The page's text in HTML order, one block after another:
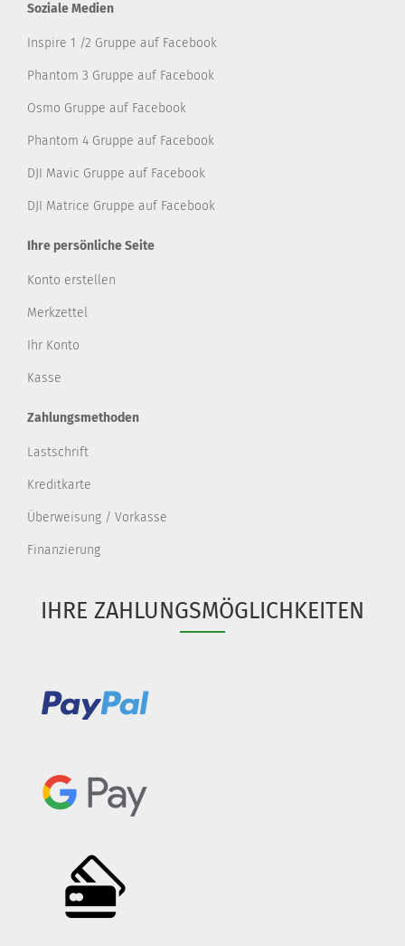
Soziale Medien
Inspire 1 /2 Gruppe auf Facebook
Phantom 3 Gruppe auf Facebook
Osmo Gruppe auf Facebook
Phantom 4 Gruppe auf Facebook
DJI Mavic Gruppe auf Facebook
DJI Matrice Gruppe auf Facebook
Ihre persönliche Seite
Konto erstellen
Merkzettel
Ihr Konto
Kasse
Zahlungsmethoden
Lastschrift
Kreditkarte
Überweisung / Vorkasse
Finanzierung
IHRE ZAHLUNGSMÖGLICHKEITEN